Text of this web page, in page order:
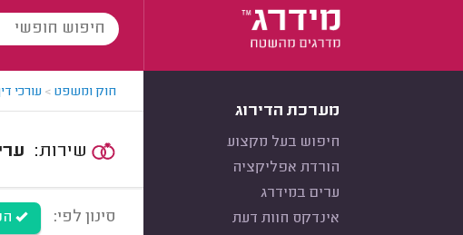
מערכת הדירוג
חיפוש בעל מקצוע
הורדת אפליקציה
ערים במידרג
אינדקס חוות דעת
חוק ומשפט > עורכי
סינון לפי: